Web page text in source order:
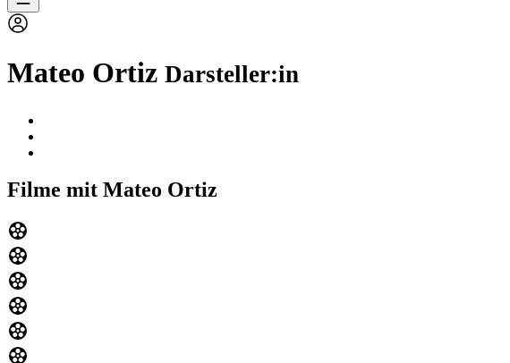
Mateo Ortiz Darsteller:in
Filme mit Mateo Ortiz